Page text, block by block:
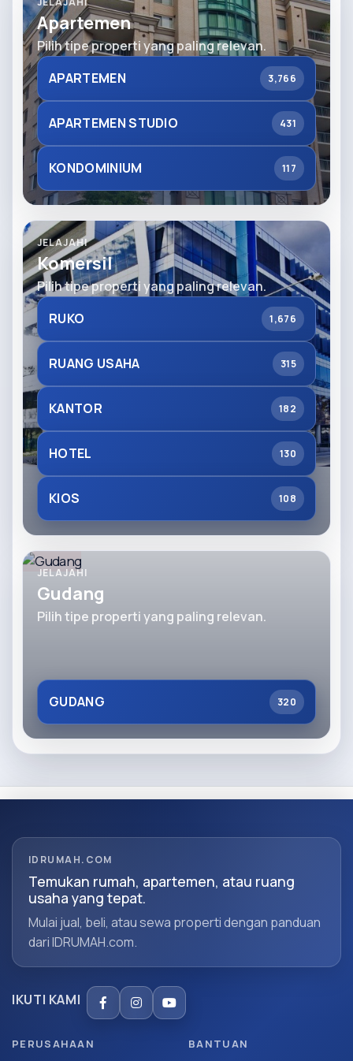
Apartemen
Pilih tipe properti yang paling relevan.
APARTEMEN
3,766
APARTEMEN STUDIO 431
KONDOMINIUM 117
JELAJAHI
Komersil
Pilih tipe properti yang paling relevan.
RUKO
1,676
RUANG USAHA 315
KANTOR 182
HOTEL 130
KIOS 108
JELAJAHI
Gudang
Pilih tipe properti yang paling relevan.
GUDANG 320
IDRUMAH.COM
Temukan rumah, apartemen, atau ruang
usaha yang tepat.
Mulai jual, beli, atau sewa properti dengan panduan
dari IDRUMAH.com.
IKUTI KAMI
PERUSAHAAN BANTUAN